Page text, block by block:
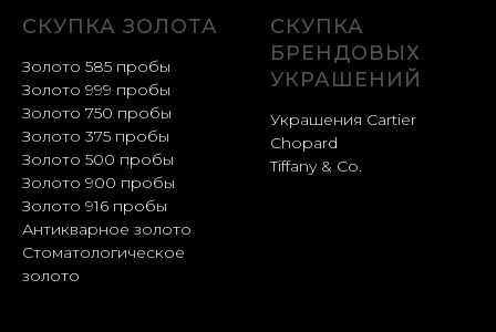
СКУПКА ЗОЛОТА
Золото 585 пробы
Золото 999 пробы
Золото 750 пробы
Золото 375 пробы
Золото 500 пробы
Золото 900 пробы
Золото 916 пробы
Антикварное золото
Стоматологическое
золото
СКУПКА
БРЕНДОВЫХ
УКРАШЕНИЙ
Украшения Cartier
Chopard
Tiffany & Co.